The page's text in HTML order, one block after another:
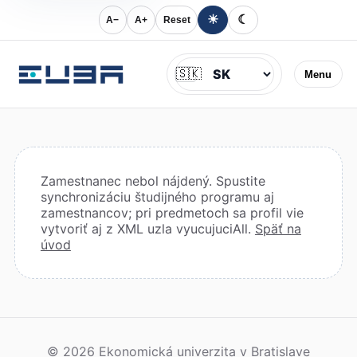
A− A+ Reset ☀ ☾
Menu
Jazyk
🇸🇰
Zamestnanec nebol nájdený. Spustite
synchronizáciu študijného programu aj
zamestnancov; pri predmetoch sa profil vie
vytvoriť aj z XML uzla vyucujuciAll. Späť na
úvod
© 2026 Ekonomická univerzita v Bratislave